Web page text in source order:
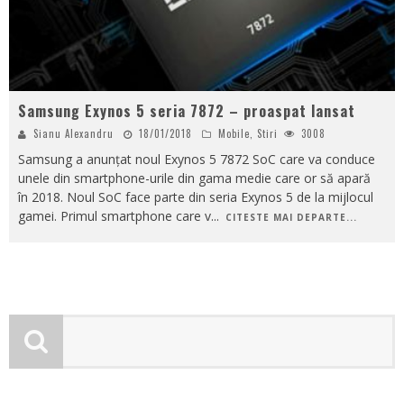
Samsung Exynos 5 seria 7872 – proaspat lansat
Sianu Alexandru 18/01/2018 Mobile, Stiri 3008
Samsung a anunțat noul Exynos 5 7872 SoC care va conduce
unele din smartphone-urile din gama medie care or să apară
în 2018. Noul SoC face parte din seria Exynos 5 de la mijlocul
gamei. Primul smartphone care v... CITESTE MAI DEPARTE...